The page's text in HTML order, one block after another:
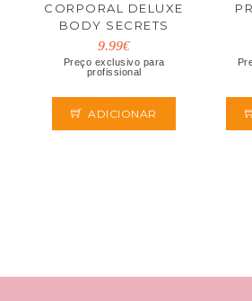
CORPORAL DELUXE
BODY SECRETS
200ML
9.99€
Preço exclusivo para
profissional
ADICIONAR